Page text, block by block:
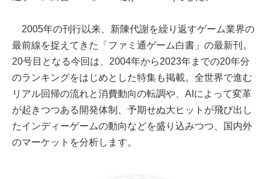
2005年の刊行以来、新陳代謝を繰り返すゲーム業界の
最前線を捉えてきた「ファミ通ゲーム白書」の最新刊。
20号目となる今回は、2004年から2023年までの20年分
のランキングをはじめとした特集も掲載。全世界で進む
リアル回帰の流れと消費動向の転調や、AIによって変革
が起きつつある開発体制、予期せぬ大ヒットが飛び出し
たインディーゲームの動向などを盛り込みつつ、国内外
のマーケットを分析します。